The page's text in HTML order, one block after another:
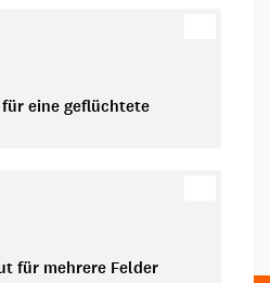
für eine geflüchtete
für mehrere Felder